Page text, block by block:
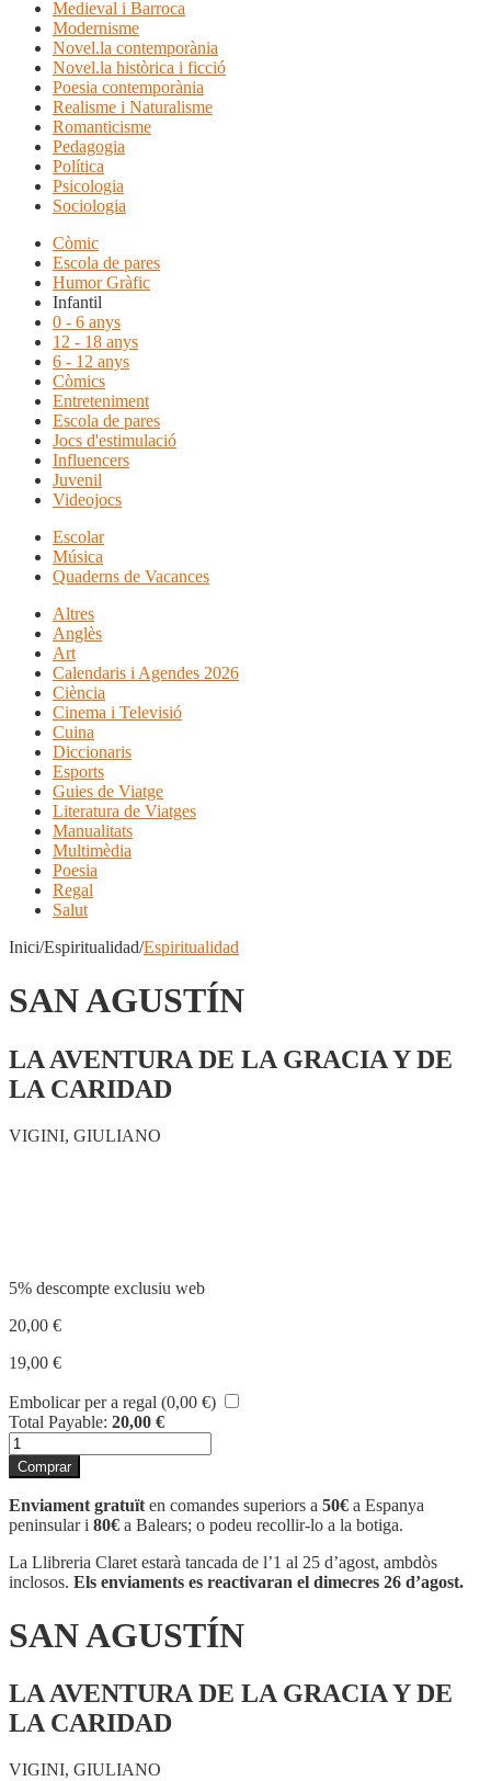
Medieval i Barroca
Modernisme
Novel.la contemporània
Novel.la històrica i ficció
Poesia contemporània
Realisme i Naturalisme
Romanticisme
Pedagogia
Política
Psicologia
Sociologia
Còmic
Escola de pares
Humor Gràfic
Infantil
0 - 6 anys
12 - 18 anys
6 - 12 anys
Còmics
Entreteniment
Escola de pares
Jocs d'estimulació
Influencers
Juvenil
Videojocs
Escolar
Música
Quaderns de Vacances
Altres
Anglès
Art
Calendaris i Agendes 2026
Ciència
Cinema i Televisió
Cuina
Diccionaris
Esports
Guies de Viatge
Literatura de Viatges
Manualitats
Multimèdia
Poesia
Regal
Salut
Inici/Espiritualidad/Espiritualidad
SAN AGUSTÍN
LA AVENTURA DE LA GRACIA Y DE
LA CARIDAD
VIGINI, GIULIANO
5% descompte exclusiu web
20,00 €
19,00 €
Embolicar per a regal (0,00 €)
Total Payable: 20,00 €
quantitat
de
SAN
AGUSTÍN
Comprar
Enviament gratuït en comandes superiors a 50€ a Espanya
peninsular i 80€ a Balears; o podeu recollir-lo a la botiga.
La Llibreria Claret estarà tancada de l’1 al 25 d’agost, ambdòs
inclosos. Els enviaments es reactivaran el dimecres 26 d’agost.
SAN AGUSTÍN
LA AVENTURA DE LA GRACIA Y DE
LA CARIDAD
VIGINI, GIULIANO